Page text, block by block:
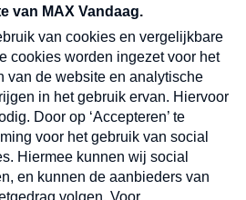
en dinsdagochtend in
Verzend